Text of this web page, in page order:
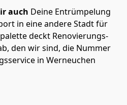
auch Deine Entrümpelung
in eine andere Stadt für
deckt Renovierungs-
den wir sind, die Nummer
in Werneuchen